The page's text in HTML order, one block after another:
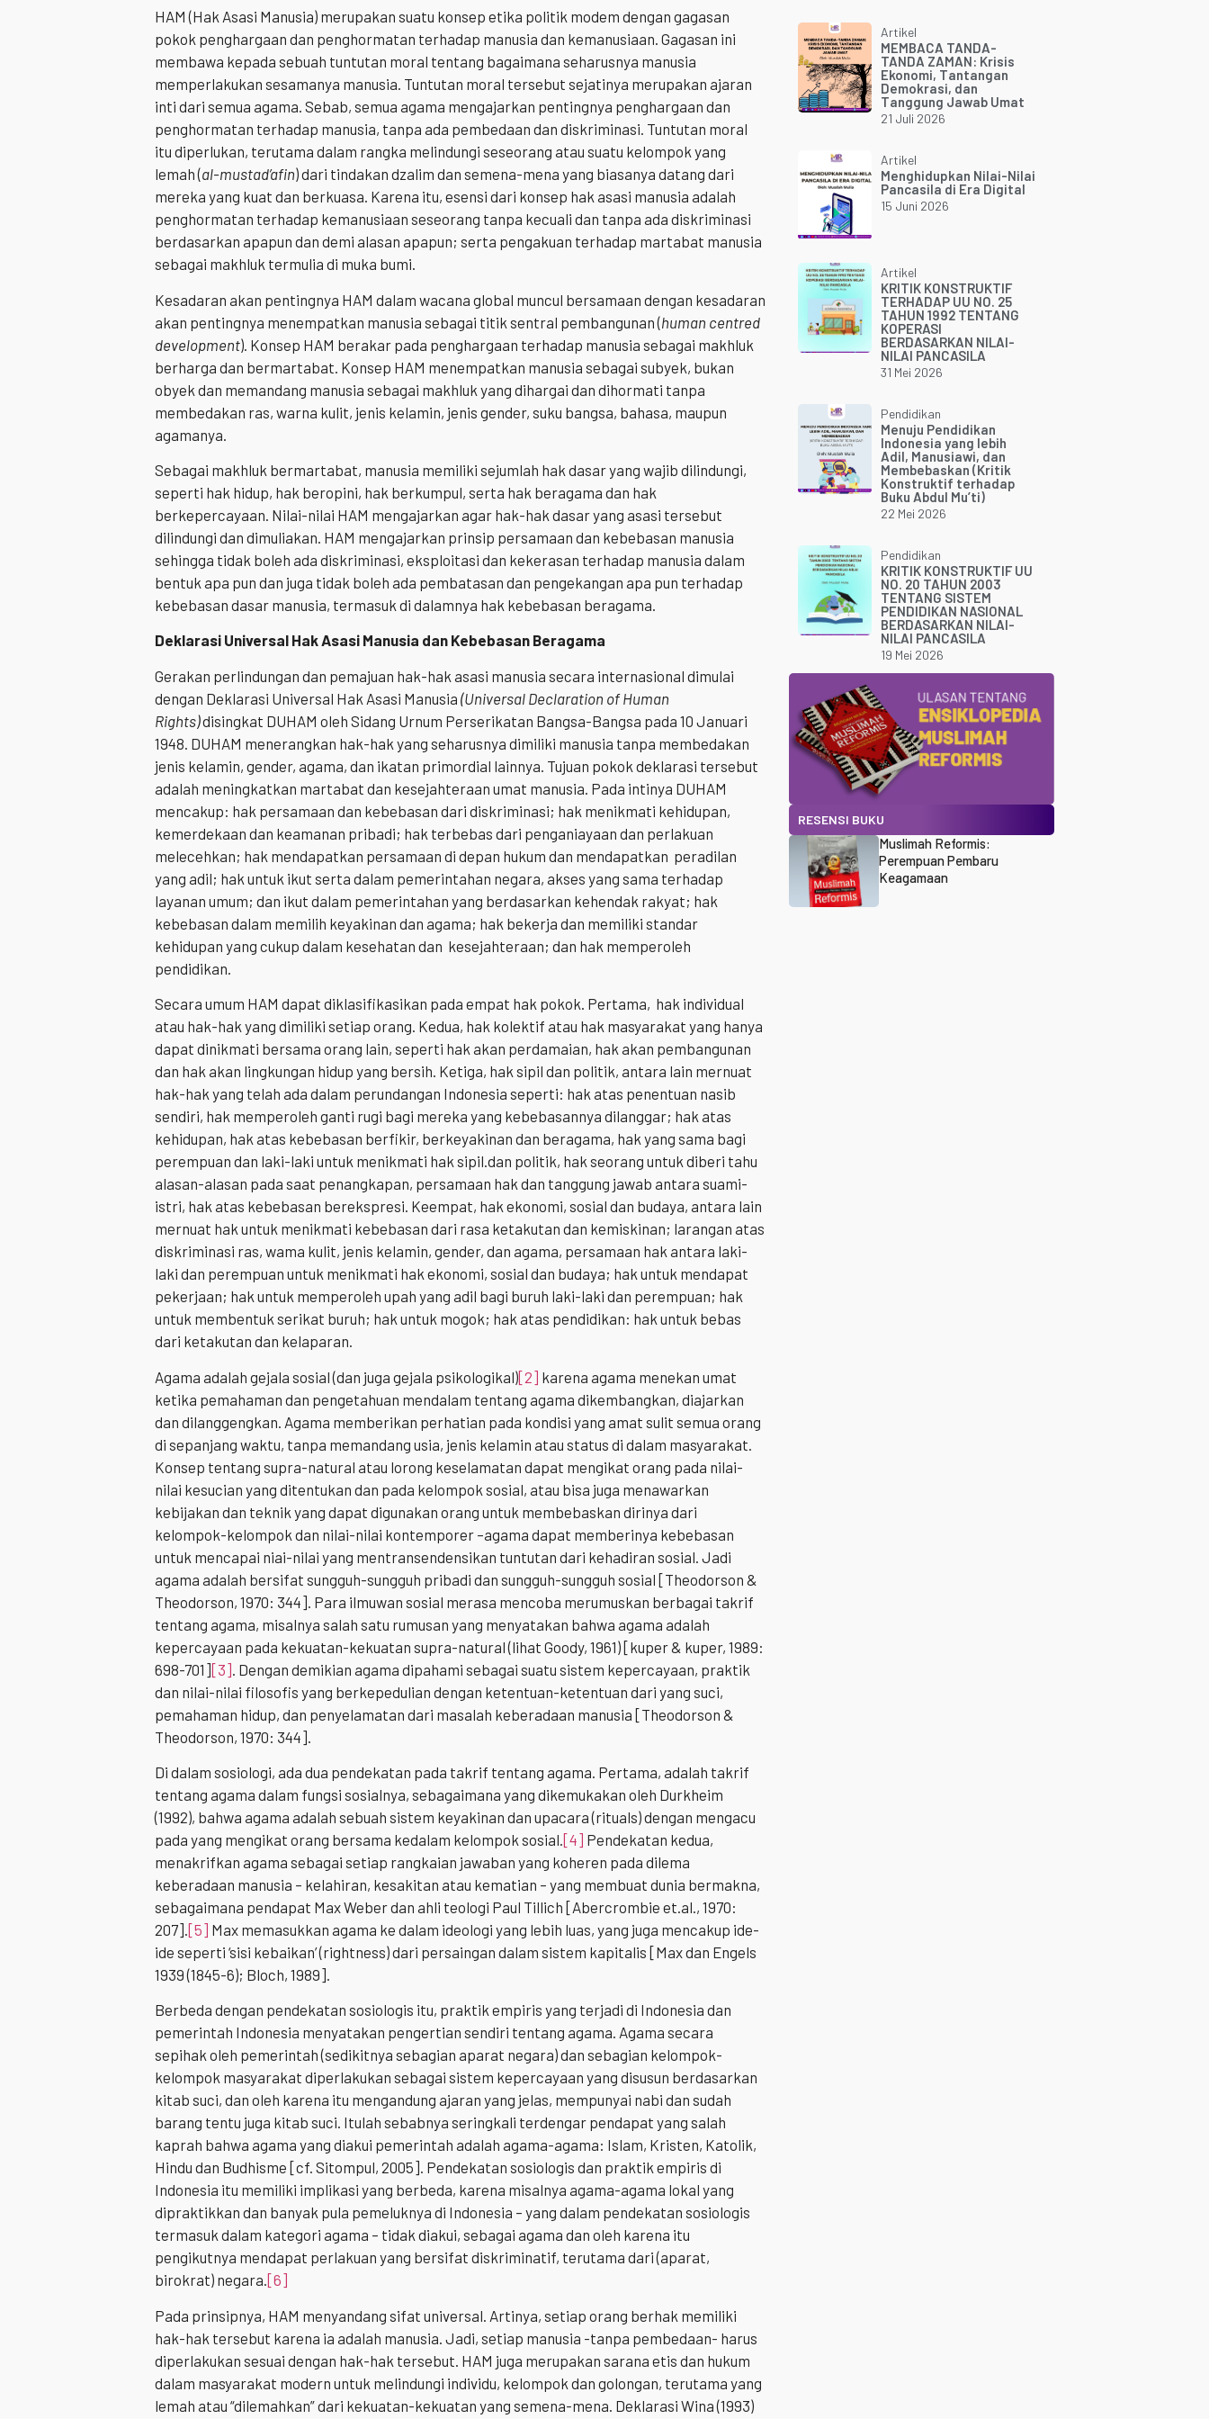
HAM (Hak Asasi Manusia) merupakan suatu konsep etika politik modem dengan gagasan
pokok penghargaan dan penghormatan terhadap manusia dan kemanusiaan. Gagasan ini
membawa kepada sebuah tuntutan moral tentang bagaimana seharusnya manusia
memperlakukan sesamanya manusia. Tuntutan moral tersebut sejatinya merupakan ajaran
inti dari semua agama. Sebab, semua agama mengajarkan pentingnya penghargaan dan
penghormatan terhadap manusia, tanpa ada pembedaan dan diskriminasi. Tuntutan moral
itu diperlukan, terutama dalam rangka melindungi seseorang atau suatu kelompok yang
lemah (al-mustad’afin) dari tindakan dzalim dan semena-mena yang biasanya datang dari
mereka yang kuat dan berkuasa. Karena itu, esensi dari konsep hak asasi manusia adalah
penghormatan terhadap kemanusiaan seseorang tanpa kecuali dan tanpa ada diskriminasi
berdasarkan apapun dan demi alasan apapun; serta pengakuan terhadap martabat manusia
sebagai makhluk termulia di muka bumi.
Kesadaran akan pentingnya HAM dalam wacana global muncul bersamaan dengan kesadaran
akan pentingnya menempatkan manusia sebagai titik sentral pembangunan (human centred
development). Konsep HAM berakar pada penghargaan terhadap manusia sebagai makhluk
berharga dan bermartabat. Konsep HAM menempatkan manusia sebagai subyek, bukan
obyek dan memandang manusia sebagai makhluk yang dihargai dan dihormati tanpa
membedakan ras, warna kulit, jenis kelamin, jenis gender, suku bangsa, bahasa, maupun
agamanya.
Sebagai makhluk bermartabat, manusia memiliki sejumlah hak dasar yang wajib dilindungi,
seperti hak hidup, hak beropini, hak berkumpul, serta hak beragama dan hak
berkepercayaan. Nilai-nilai HAM mengajarkan agar hak-hak dasar yang asasi tersebut
dilindungi dan dimuliakan. HAM mengajarkan prinsip persamaan dan kebebasan manusia
sehingga tidak boleh ada diskriminasi, eksploitasi dan kekerasan terhadap manusia dalam
bentuk apa pun dan juga tidak boleh ada pembatasan dan pengekangan apa pun terhadap
kebebasan dasar manusia, termasuk di dalamnya hak kebebasan beragama.
Deklarasi Universal Hak Asasi Manusia dan Kebebasan Beragama
Gerakan perlindungan dan pemajuan hak-hak asasi manusia secara internasional dimulai
dengan Deklarasi Universal Hak Asasi Manusia (Universal Declaration of Human
Rights)disingkat DUHAM oleh Sidang Urnum Perserikatan Bangsa-Bangsa pada 10 Januari
1948. DUHAM menerangkan hak-hak yang seharusnya dimiliki manusia tanpa membedakan
jenis kelamin, gender, agama, dan ikatan primordial lainnya. Tujuan pokok deklarasi tersebut
adalah meningkatkan martabat dan kesejahteraan umat manusia. Pada intinya DUHAM
mencakup: hak persamaan dan kebebasan dari diskriminasi; hak menikmati kehidupan,
kemerdekaan dan keamanan pribadi; hak terbebas dari penganiayaan dan perlakuan
melecehkan; hak mendapatkan persamaan di depan hukum dan mendapatkan peradilan
yang adil; hak untuk ikut serta dalam pemerintahan negara, akses yang sama terhadap
layanan umum; dan ikut dalam pemerintahan yang berdasarkan kehendak rakyat; hak
kebebasan dalam memilih keyakinan dan agama; hak bekerja dan memiliki standar
kehidupan yang cukup dalam kesehatan dan kesejahteraan; dan hak memperoleh
pendidikan.
Secara umum HAM dapat diklasifikasikan pada empat hak pokok. Pertama, hak individual
atau hak-hak yang dimiliki setiap orang. Kedua, hak kolektif atau hak masyarakat yang hanya
dapat dinikmati bersama orang lain, seperti hak akan perdamaian, hak akan pembangunan
dan hak akan lingkungan hidup yang bersih. Ketiga, hak sipil dan politik, antara lain mernuat
hak-hak yang telah ada dalam perundangan Indonesia seperti: hak atas penentuan nasib
sendiri, hak memperoleh ganti rugi bagi mereka yang kebebasannya dilanggar; hak atas
kehidupan, hak atas kebebasan berfikir, berkeyakinan dan beragama, hak yang sama bagi
perempuan dan laki-laki untuk menikmati hak sipil.dan politik, hak seorang untuk diberi tahu
alasan-alasan pada saat penangkapan, persamaan hak dan tanggung jawab antara suami-
istri, hak atas kebebasan berekspresi. Keempat, hak ekonomi, sosial dan budaya, antara lain
mernuat hak untuk menikmati kebebasan dari rasa ketakutan dan kemiskinan; larangan atas
diskriminasi ras, wama kulit, jenis kelamin, gender, dan agama, persamaan hak antara laki-
laki dan perempuan untuk menikmati hak ekonomi, sosial dan budaya; hak untuk mendapat
pekerjaan; hak untuk memperoleh upah yang adil bagi buruh laki-laki dan perempuan; hak
untuk membentuk serikat buruh; hak untuk mogok; hak atas pendidikan: hak untuk bebas
dari ketakutan dan kelaparan.
Agama adalah gejala sosial (dan juga gejala psikologikal)[2] karena agama menekan umat
ketika pemahaman dan pengetahuan mendalam tentang agama dikembangkan, diajarkan
dan dilanggengkan. Agama memberikan perhatian pada kondisi yang amat sulit semua orang
di sepanjang waktu, tanpa memandang usia, jenis kelamin atau status di dalam masyarakat.
Konsep tentang supra-natural atau lorong keselamatan dapat mengikat orang pada nilai-
nilai kesucian yang ditentukan dan pada kelompok sosial, atau bisa juga menawarkan
kebijakan dan teknik yang dapat digunakan orang untuk membebaskan dirinya dari
kelompok-kelompok dan nilai-nilai kontemporer –agama dapat memberinya kebebasan
untuk mencapai niai-nilai yang mentransendensikan tuntutan dari kehadiran sosial. Jadi
agama adalah bersifat sungguh-sungguh pribadi dan sungguh-sungguh sosial [Theodorson &
Theodorson, 1970: 344]. Para ilmuwan sosial merasa mencoba merumuskan berbagai takrif
tentang agama, misalnya salah satu rumusan yang menyatakan bahwa agama adalah
kepercayaan pada kekuatan-kekuatan supra-natural (lihat Goody, 1961) [kuper & kuper, 1989:
698-701][3] . Dengan demikian agama dipahami sebagai suatu sistem kepercayaan, praktik
dan nilai-nilai filosofis yang berkepedulian dengan ketentuan-ketentuan dari yang suci,
pemahaman hidup, dan penyelamatan dari masalah keberadaan manusia [Theodorson &
Theodorson, 1970: 344].
Di dalam sosiologi, ada dua pendekatan pada takrif tentang agama. Pertama, adalah takrif
tentang agama dalam fungsi sosialnya, sebagaimana yang dikemukakan oleh Durkheim
(1992), bahwa agama adalah sebuah sistem keyakinan dan upacara (rituals) dengan mengacu
pada yang mengikat orang bersama kedalam kelompok sosial. [4] Pendekatan kedua,
menakrifkan agama sebagai setiap rangkaian jawaban yang koheren pada dilema
keberadaan manusia – kelahiran, kesakitan atau kematian – yang membuat dunia bermakna,
sebagaimana pendapat Max Weber dan ahli teologi Paul Tillich [Abercrombie et.al., 1970:
207]. [5] Max memasukkan agama ke dalam ideologi yang lebih luas, yang juga mencakup ide-
ide seperti ‘sisi kebaikan’ (rightness) dari persaingan dalam sistem kapitalis [Max dan Engels
1939 (1845-6); Bloch, 1989].
Berbeda dengan pendekatan sosiologis itu, praktik empiris yang terjadi di Indonesia dan
pemerintah Indonesia menyatakan pengertian sendiri tentang agama. Agama secara
sepihak oleh pemerintah (sedikitnya sebagian aparat negara) dan sebagian kelompok-
kelompok masyarakat diperlakukan sebagai sistem kepercayaan yang disusun berdasarkan
kitab suci, dan oleh karena itu mengandung ajaran yang jelas, mempunyai nabi dan sudah
barang tentu juga kitab suci. Itulah sebabnya seringkali terdengar pendapat yang salah
kaprah bahwa agama yang diakui pemerintah adalah agama-agama: Islam, Kristen, Katolik,
Hindu dan Budhisme [cf. Sitompul, 2005]. Pendekatan sosiologis dan praktik empiris di
Indonesia itu memiliki implikasi yang berbeda, karena misalnya agama-agama lokal yang
dipraktikkan dan banyak pula pemeluknya di Indonesia – yang dalam pendekatan sosiologis
termasuk dalam kategori agama – tidak diakui, sebagai agama dan oleh karena itu
pengikutnya mendapat perlakuan yang bersifat diskriminatif, terutama dari (aparat,
birokrat) negara.[6]
Pada prinsipnya, HAM menyandang sifat universal. Artinya, setiap orang berhak memiliki
hak-hak tersebut karena ia adalah manusia. Jadi, setiap manusia -tanpa pembedaan- harus
diperlakukan sesuai dengan hak-hak tersebut. HAM juga merupakan sarana etis dan hukum
dalam masyarakat modern untuk melindungi individu, kelompok dan golongan, terutama yang
lemah atau “dilemahkan” dari kekuatan-kekuatan yang semena-mena. Deklarasi Wina (1993)
Artikel
MEMBACA TANDA-
TANDA ZAMAN: Krisis
Ekonomi, Tantangan
Demokrasi, dan
Tanggung Jawab Umat
21 Juli 2026
Artikel
Menghidupkan Nilai-Nilai
Pancasila di Era Digital
15 Juni 2026
Artikel
KRITIK KONSTRUKTIF
TERHADAP UU NO. 25
TAHUN 1992 TENTANG
KOPERASI
BERDASARKAN NILAI-
NILAI PANCASILA
31 Mei 2026
Pendidikan
Menuju Pendidikan
Indonesia yang lebih
Adil, Manusiawi, dan
Membebaskan (Kritik
Konstruktif terhadap
Buku Abdul Mu’ti)
22 Mei 2026
Pendidikan
KRITIK KONSTRUKTIF UU
NO. 20 TAHUN 2003
TENTANG SISTEM
PENDIDIKAN NASIONAL
BERDASARKAN NILAI-
NILAI PANCASILA
19 Mei 2026
RESENSI BUKU
Muslimah Reformis:
Perempuan Pembaru
Keagamaan